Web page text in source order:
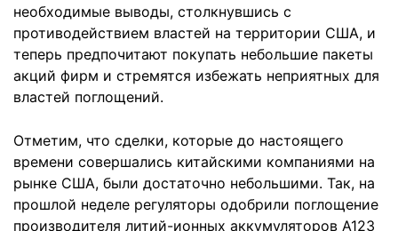
необходимые выводы, столкнувшись с
противодействием властей на территории США, и
теперь предпочитают покупать небольшие пакеты
акций фирм и стремятся избежать неприятных для
властей поглощений.
Отметим, что сделки, которые до настоящего
времени совершались китайскими компаниями на
рынке США, были достаточно небольшими. Так, на
прошлой неделе регуляторы одобрили поглощение
производителя литий-ионных аккумуляторов A123